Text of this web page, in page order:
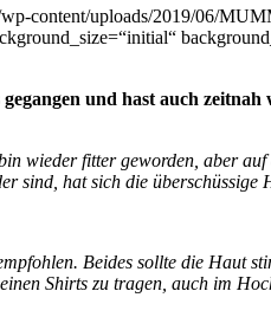
content/uploads/2019/06/
und hast auch
wieder fitter geworden, aber
sind, hat sich die
Beides sollte die Haut
Shirts zu tragen, auch im